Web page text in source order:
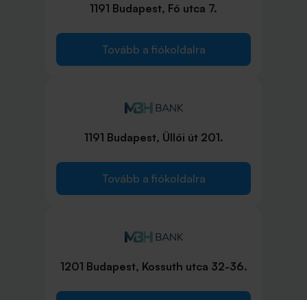
1191 Budapest, Fő utca 7.
Tovább a fiókoldalra
1191 Budapest, Üllői út 201.
Tovább a fiókoldalra
1201 Budapest, Kossuth utca 32-36.